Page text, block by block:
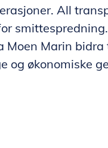
All
Moen Marin
og økonomiske